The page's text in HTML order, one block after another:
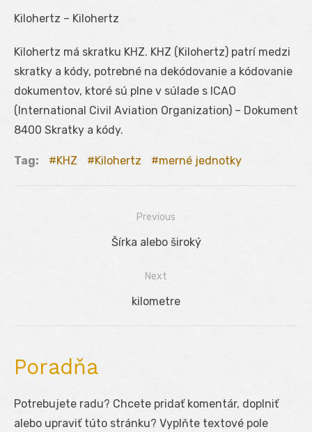
Kilohertz – Kilohertz
Kilohertz má skratku KHZ. KHZ (Kilohertz) patrí medzi
skratky a kódy, potrebné na dekódovanie a kódovanie
dokumentov, ktoré sú plne v súlade s ICAO
(International Civil Aviation Organization) – Dokument
8400 Skratky a kódy.
Tag: KHZ Kilohertz merné jednotky
Previous
Previous
Šírka alebo široký
Next
Next
kilometre
Poradňa
Potrebujete radu? Chcete pridať komentár, doplniť
alebo upraviť túto stránku? Vyplňte textové pole